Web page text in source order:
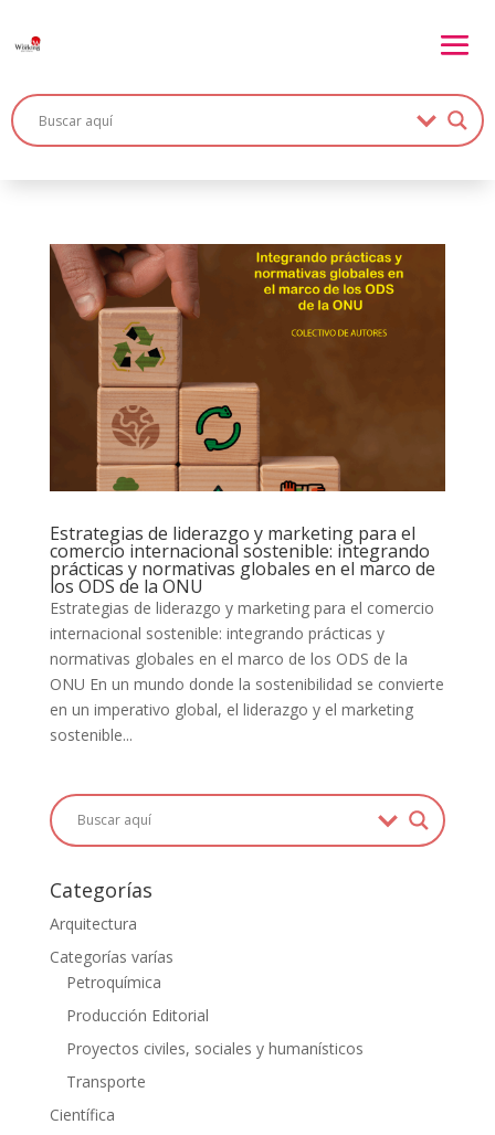
Estrategias de liderazgo y marketing para el
comercio internacional sostenible: integrando
prácticas y normativas globales en el marco de
los ODS de la ONU
Estrategias de liderazgo y marketing para el comercio
internacional sostenible: integrando prácticas y
normativas globales en el marco de los ODS de la
ONU En un mundo donde la sostenibilidad se convierte
en un imperativo global, el liderazgo y el marketing
sostenible...
Categorías
Arquitectura
Categorías varías
Petroquímica
Producción Editorial
Proyectos civiles, sociales y humanísticos
Transporte
Científica